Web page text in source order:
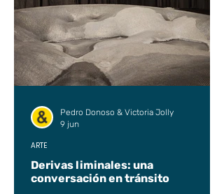
Derivas liminales: una
conversación en tránsito
ARTE
Pedro Donoso & Victoria Jolly
9 jun